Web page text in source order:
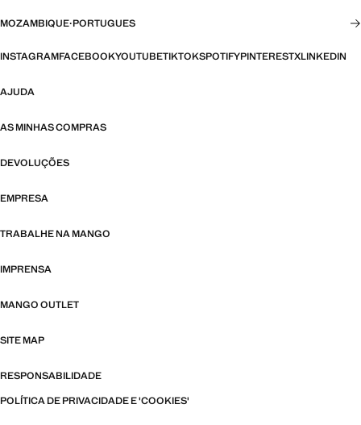
MOZAMBIQUE·PORTUGUES
INSTAGRAMFACEBOOKYOUTUBETIKTOKSPOTIFYPINTERESTXLINKEDIN
AJUDA
AS MINHAS COMPRAS
DEVOLUÇÕES
EMPRESA
TRABALHE NA MANGO
IMPRENSA
MANGO OUTLET
SITE MAP
RESPONSABILIDADE
POLÍTICA DE PRIVACIDADE E 'COOKIES'